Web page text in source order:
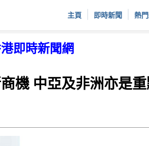
主頁 即時新聞 熱
即時新聞網
機 中亞及非洲亦是